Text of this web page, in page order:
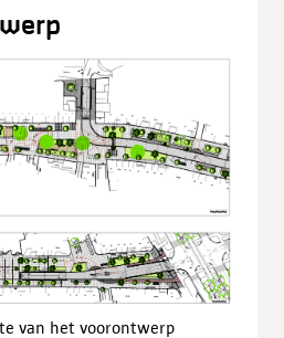
van het voorontwerp